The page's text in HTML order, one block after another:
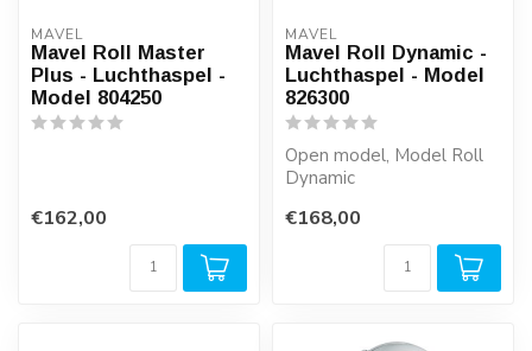
MAVEL
Mavel Roll Master
Plus - Luchthaspel -
Model 804250
€162,00
MAVEL
Mavel Roll Dynamic -
Luchthaspel - Model
826300
Open model, Model Roll
Dynamic
€168,00